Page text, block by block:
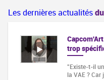
Les dernières actualités
trop
"Existe-t-il
la VAE ? Car